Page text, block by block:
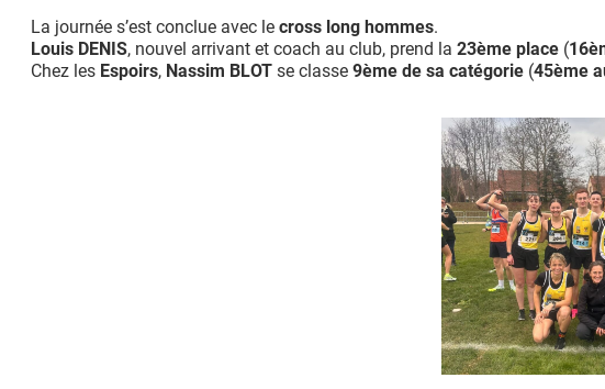
La journée s’est conclue avec le cross long hommes.
Louis DENIS, nouvel arrivant et coach au club, prend la 23ème place (16
Chez les Espoirs, Nassim BLOT se classe 9ème de sa catégorie (45ème